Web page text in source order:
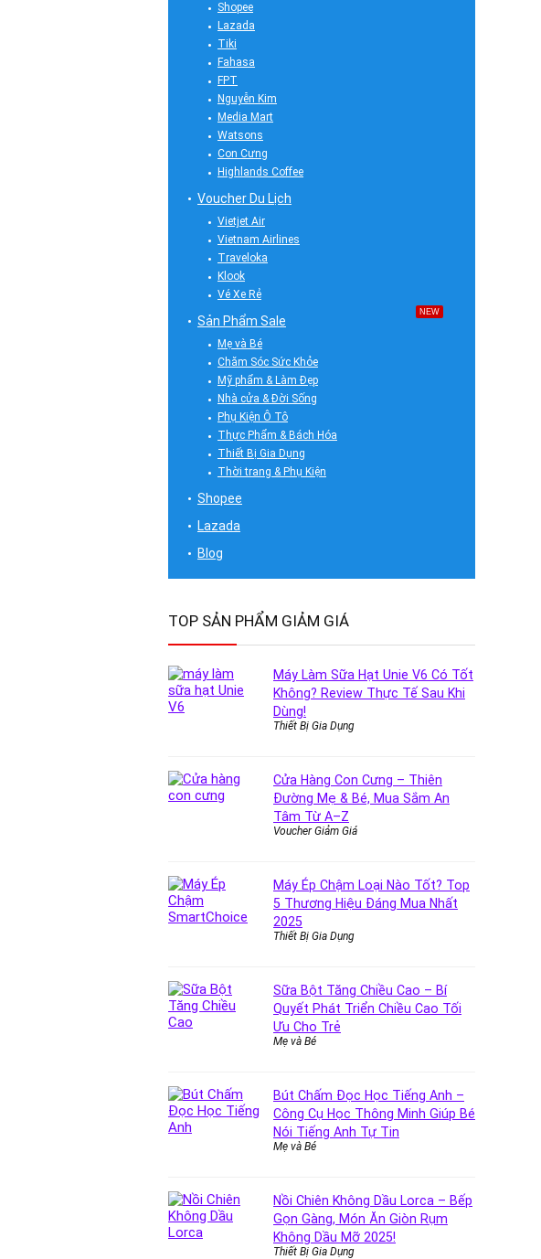
Shopee
Lazada
Tiki
Fahasa
FPT
Nguyễn Kim
Media Mart
Watsons
Con Cưng
Highlands Coffee
Voucher Du Lịch
Vietjet Air
Vietnam Airlines
Traveloka
Klook
Vé Xe Rẻ
Sản Phẩm Sale
NEW
Mẹ và Bé
Chăm Sóc Sức Khỏe
Mỹ phẩm & Làm Đẹp
Nhà cửa & Đời Sống
Phụ Kiện Ô Tô
Thực Phẩm & Bách Hóa
Thiết Bị Gia Dụng
Thời trang & Phụ Kiện
Shopee
Lazada
Blog
TOP SẢN PHẨM GIẢM GIÁ
Máy Làm Sữa Hạt Unie V6 Có Tốt
Không? Review Thực Tế Sau Khi
Dùng!
Thiết Bị Gia Dụng
Cửa Hàng Con Cưng – Thiên
Đường Mẹ & Bé, Mua Sắm An
Tâm Từ A–Z
Voucher Giảm Giá
Máy Ép Chậm Loại Nào Tốt? Top
5 Thương Hiệu Đáng Mua Nhất
2025
Thiết Bị Gia Dụng
Sữa Bột Tăng Chiều Cao – Bí
Quyết Phát Triển Chiều Cao Tối
Ưu Cho Trẻ
Mẹ và Bé
Bút Chấm Đọc Học Tiếng Anh –
Công Cụ Học Thông Minh Giúp Bé
Nói Tiếng Anh Tự Tin
Mẹ và Bé
Nồi Chiên Không Dầu Lorca – Bếp
Gọn Gàng, Món Ăn Giòn Rụm
Không Dầu Mỡ 2025!
Thiết Bị Gia Dụng